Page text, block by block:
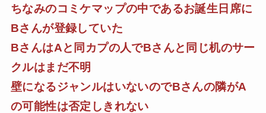
ちなみのコミケマップの中であるお誕生日席に
Bさんが登録していた
BさんはAと同カプの人でBさんと同じ机のサー
クルはまだ不明
壁になるジャンルはいないのでBさんの隣がA
の可能性は否定しきれない